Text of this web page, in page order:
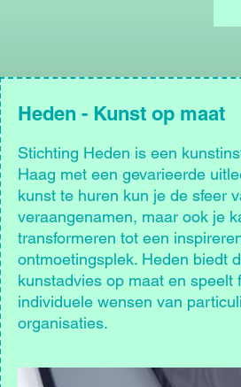
Heden - Kunst op maat
Stichting Heden is een
Haag met een gevarieerde
kunst te huren kun je de sfeer
veraangenamen, maar ook je
transformeren tot een
ontmoetingsplek. Heden biedt
kunstadvies op maat en speelt
individuele wensen van
organisaties.
Afbeelding